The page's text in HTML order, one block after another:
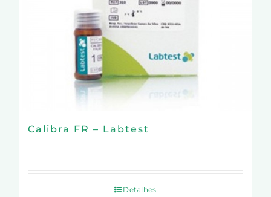
Calibra FR – Labtest
Detalhes